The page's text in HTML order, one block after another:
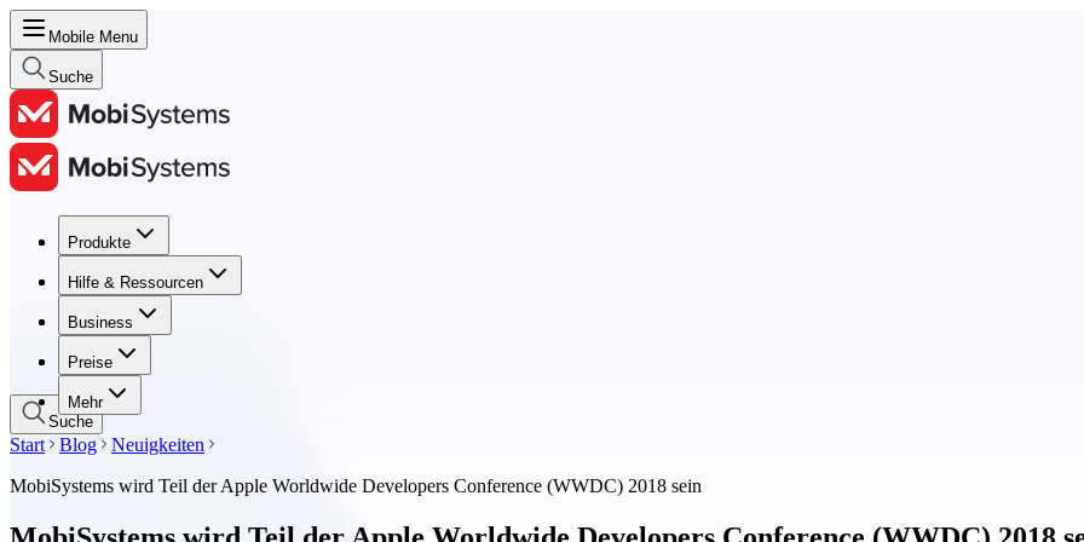
Mobile Menu
Suche
Produkte
Hilfe & Ressourcen
Business
Preise
Mehr
Produkte
Hilfe & Ressourcen
Business
Preise
Suche
Start Blog
Neuigkeiten
MobiSystems wird Teil der Apple Worldwide Developers Conference (WWDC) 2018 sein